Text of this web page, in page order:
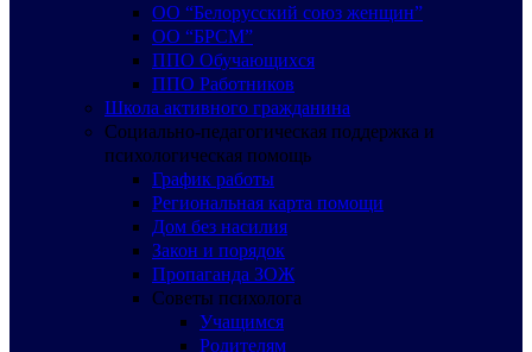
ОО “Белорусский союз женщин”
ОО “БРСМ”
ППО Обучающихся
ППО Работников
Школа активного гражданина
Социально-педагогическая поддержка и
психологическая помощь
График работы
Региональная карта помощи
Дом без насилия
Закон и порядок
Пропаганда ЗОЖ
Советы психолога
Учащимся
Родителям